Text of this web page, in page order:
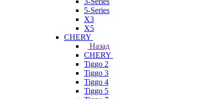
5-Series
X3
X5
CHERY
Назад
CHERY
Tiggo 2
Tiggo 3
Tiggo 4
Tiggo 5